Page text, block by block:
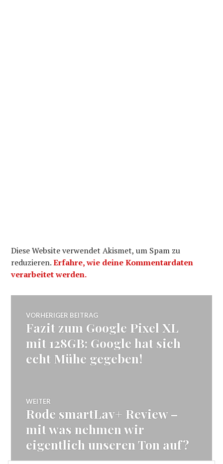
Diese Website verwendet Akismet, um Spam zu
reduzieren.Erfahre, wie deine Kommentardaten
verarbeitet werden.
Beitragsnavigation
VORHERIGER BEITRAG
Vorheriger
Beitrag:
Fazit zum Google Pixel XL
mit 128GB: Google hat sich
echt Mühe gegeben!
WEITER
Nächster
Beitrag:
Rode smartLav+ Review –
mit was nehmen wir
eigentlich unseren Ton auf?